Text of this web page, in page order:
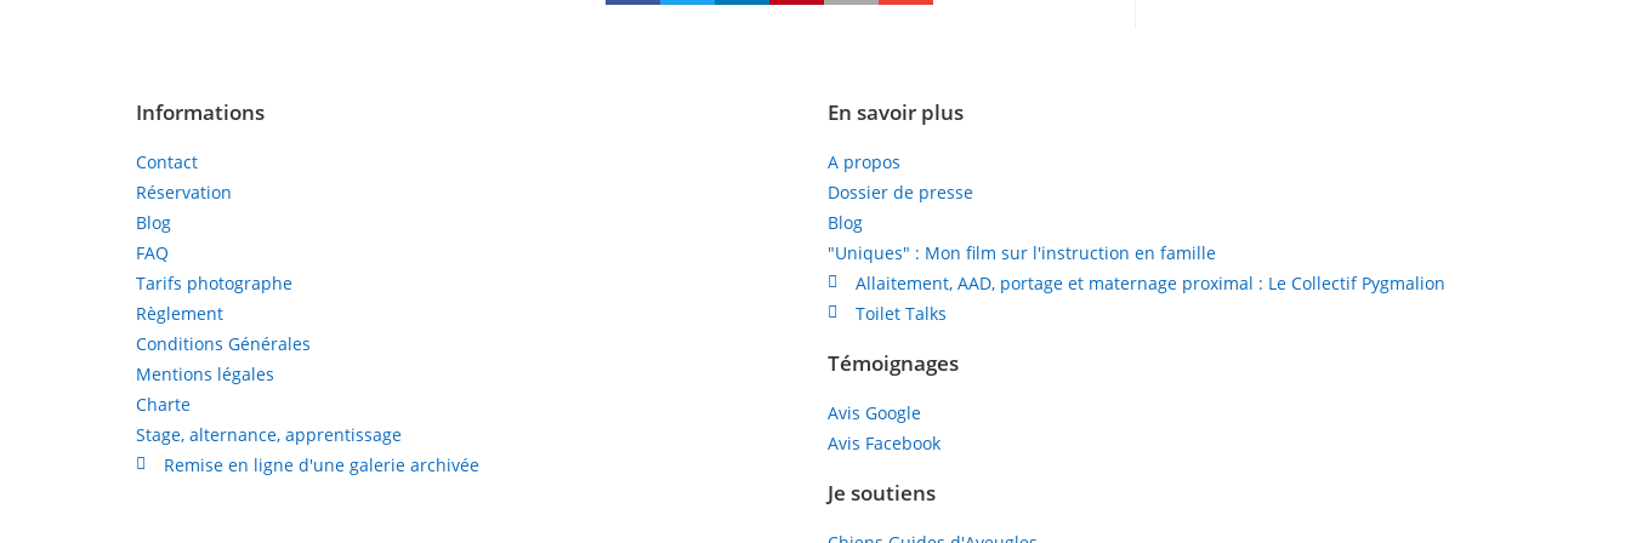
Informations
Contact
Réservation
Blog
FAQ
Tarifs photographe
Règlement
Conditions Générales
Mentions légales
Charte
Stage, alternance, apprentissage
Remise en ligne d'une galerie archivée
En savoir plus
A propos
Dossier de presse
Blog
"Uniques" : Mon film sur l'instruction en famille
Allaitement, AAD, portage et maternage proximal : Le Collectif Pygmalion
Toilet Talks
Témoignages
Avis Google
Avis Facebook
Je soutiens